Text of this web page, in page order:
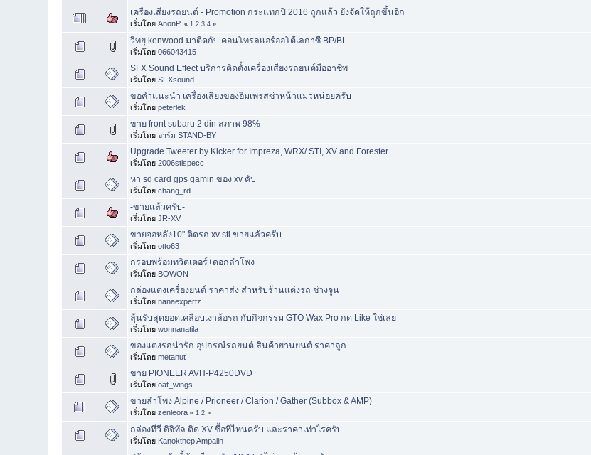
เครื่องเสียงรถยนต์ - Promotion กระแทกปี 2016 ถูกแล้ว ยังจัดให้ถูกขึ้นอีก
เริ่มโดยAnonP. « 1 2 3 4 »
วิทยุ kenwood มาติดกับ คอนโทรลแอร์ออโต้เลกาซี BP/BL
เริ่มโดย066043415
SFX Sound Effect บริการติดตั้งเครื่องเสียงรถยนต์มืออาชีพ
เริ่มโดยSFXsound
ขอคำแนะนำ เครื่องเสียงของอิมเพรสซ่าหน้าแมวหน่อยครับ
เริ่มโดยpeterlek
ขาย front subaru 2 din สภาพ 98%
เริ่มโดย อาร์ม STAND-BY
Upgrade Tweeter by Kicker for Impreza, WRX/ STI, XV and Forester
เริ่มโดย2006stispecc
หา sd card gps gamin ของ xv คับ
เริ่มโดยchang_rd
-ขายแล้วครับ-
เริ่มโดยJR-XV
ขายจอหลัง10" ติดรถ xv sti ขายแล้วครับ
เริ่มโดยotto63
กรอบพร้อมทวิตเตอร์+ดอกลำโพง
เริ่มโดย BOWON
กล่องแต่งเครื่องยนต์ ราคาส่ง สำหรับร้านแต่งรถ ช่างจูน
เริ่มโดยnanaexpertz
ลุ้นรับสุดยอดเคลือบเงาล้อรถ กับกิจกรรม GTO Wax Pro กด Like ใช่เลย
เริ่มโดยwonnanatila
ของแต่งรถน่ารัก อุปกรณ์รถยนต์ สินค้ายานยนต์ ราคาถูก
เริ่มโดยmetanut
ขาย PIONEER AVH-P4250DVD
เริ่มโดยoat_wings
ขายลำโพง Alpine / Prioneer / Clarion / Gather (Subbox & AMP)
เริ่มโดยzenleora « 1 2 »
กล่องทีวี ดิจิทัล ติด XV ซื้อที่ไหนครับ และราคาเท่าไรครับ
เริ่มโดย Kanokthep Ampalin